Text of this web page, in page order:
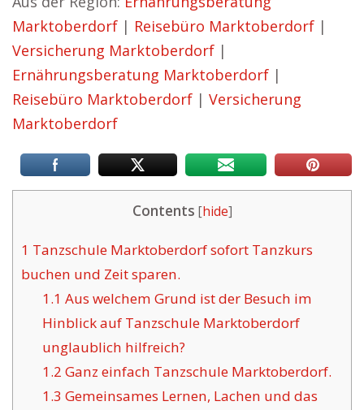
Marktoberdorf | Reisebüro Marktoberdorf |
Versicherung Marktoberdorf |
Ernährungsberatung Marktoberdorf |
Reisebüro Marktoberdorf | Versicherung
Marktoberdorf
Contents [hide]
1 Tanzschule Marktoberdorf sofort Tanzkurs
buchen und Zeit sparen.
1.1 Aus welchem Grund ist der Besuch im
Hinblick auf Tanzschule Marktoberdorf
unglaublich hilfreich?
1.2 Ganz einfach Tanzschule Marktoberdorf.
1.3 Gemeinsames Lernen, Lachen und das